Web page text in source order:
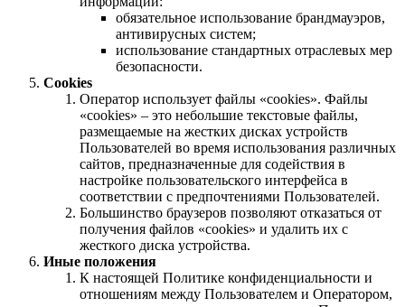
обязательное использование брандмауэров,
антивирусных систем;
использование стандартных отраслевых мер
безопасности.
Cookies
Оператор использует файлы «cookies». Файлы
«cookies» – это небольшие текстовые файлы,
размещаемые на жестких дисках устройств
Пользователей во время использования различных
сайтов, предназначенные для содействия в
настройке пользовательского интерфейса в
соответствии с предпочтениями Пользователей.
Большинство браузеров позволяют отказаться от
получения файлов «cookies» и удалить их с
жесткого диска устройства.
Иные положения
К настоящей Политике конфиденциальности и
отношениям между Пользователем и Оператором,